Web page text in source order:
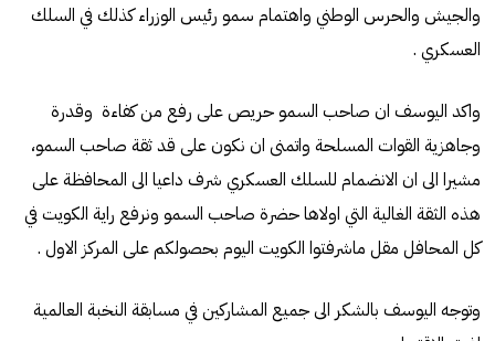
والجيش والحرس الوطني واهتمام سمو رئيس الوزراء كذلك في السلك
العسكري .
واكد اليوسف ان صاحب السمو حريص على رفع من كفاءة وقدرة
وجاهزية القوات المسلحة واتمنى ان نكون على قد ثقة صاحب السمو،
مشيرا الى ان الانضمام للسلك العسكري شرف داعيا الى المحافظة على
هذه الثقة الغالية التي اولاها حضرة صاحب السمو ونرفع راية الكويت في
كل المحافل مقل ماشرفتوا الكويت اليوم بحصولكم على المركز الاول .
وتوجه اليوسف بالشكر الى جميع المشاركين في مسابقة النخبة العالمية